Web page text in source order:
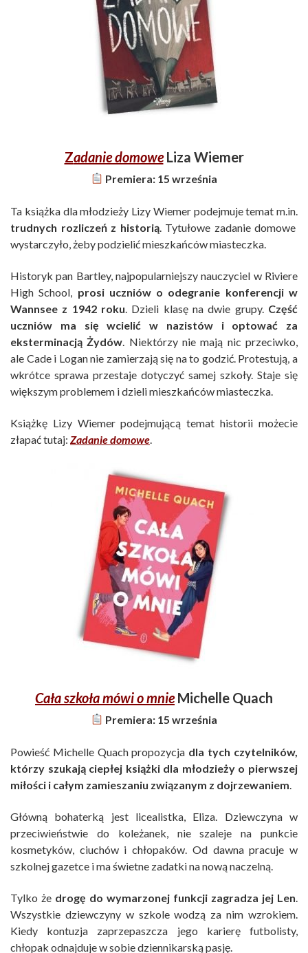
Zadanie domoweLiza Wiemer
Premiera: 15 września
Ta książka dla młodzieży Lizy Wiemer podejmuje temat m.in.
trudnych rozliczeń z historią. Tytułowe zadanie domowe
wystarczyło, żeby podzielić mieszkańców miasteczka.
Historyk pan Bartley, najpopularniejszy nauczyciel w Riviere
High School, prosi uczniów o odegranie konferencji w
Wannsee z 1942 roku . Dzieli klasę na dwie grupy. Część
uczniów ma się wcielić w nazistów i optować za
eksterminacją Żydów . Niektórzy nie mają nic przeciwko,
ale Cade i Logan nie zamierzają się na to godzić. Protestują, a
wkrótce sprawa przestaje dotyczyć samej szkoły. Staje się
większym problemem i dzieli mieszkańców miasteczka.
Książkę Lizy Wiemer podejmującą temat historii możecie
złapać tutaj: Zadanie domowe
Cała szkoła mówi o mnieMichelle Quach
Premiera: 15 września
Powieść Michelle Quach propozycja dla tych czytelników,
którzy szukają ciepłej książki dla młodzieży o pierwszej
miłości i całym zamieszaniu związanym z dojrzewaniem
Główną bohaterką jest licealistka, Eliza. Dziewczyna w
przeciwieństwie do koleżanek, nie szaleje na punkcie
kosmetyków, ciuchów i chłopaków. Od dawna pracuje w
szkolnej gazetce i ma świetne zadatki na nową naczelną.
Tylko że drogę do wymarzonej funkcji zagradza jej Len
Wszystkie dziewczyny w szkole wodzą za nim wzrokiem.
Kiedy kontuzja zaprzepaszcza jego karierę futbolisty,
chłopak odnajduje w sobie dziennikarską pasję.